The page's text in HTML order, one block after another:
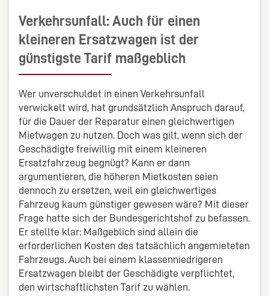
Verkehrsunfall: Auch für einen
kleineren Ersatzwagen ist der
günstigste Tarif maßgeblich
Wer unverschuldet in einen Verkehrsunfall
verwickelt wird, hat grundsätzlich Anspruch darauf,
für die Dauer der Reparatur einen gleichwertigen
Mietwagen zu nutzen. Doch was gilt, wenn sich der
Geschädigte freiwillig mit einem kleineren
Ersatzfahrzeug begnügt? Kann er dann
argumentieren, die höheren Mietkosten seien
dennoch zu ersetzen, weil ein gleichwertiges
Fahrzeug kaum günstiger gewesen wäre? Mit dieser
Frage hatte sich der Bundesgerichtshof zu befassen.
Er stellte klar: Maßgeblich sind allein die
erforderlichen Kosten des tatsächlich angemieteten
Fahrzeugs. Auch bei einem klassenniedrigeren
Ersatzwagen bleibt der Geschädigte verpflichtet,
den wirtschaftlichsten Tarif zu wählen.